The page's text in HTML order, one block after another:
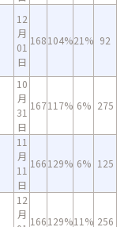
12
月
01
日
168104%21% 92
10
月
31
日
167117% 6% 275
11
月
11
日
166129% 6% 125
12
月
166129%11% 256